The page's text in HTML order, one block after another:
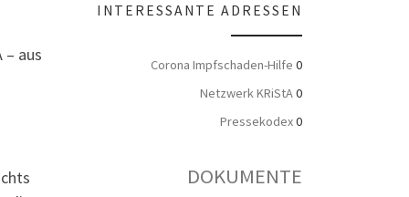
– aus
INTERESSANTE ADRESSEN
Corona Impfschaden-Hilfe 0
Netzwerk KRiStA0
Pressekodex0
DOKUMENTE